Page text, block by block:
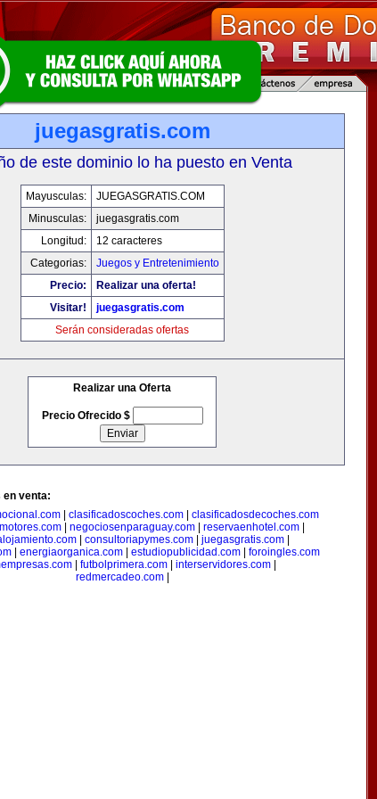
juegasgratis.com
de este dominio lo ha puesto en Venta
Mayusculas:
JUEGASGRATIS.COM
Minusculas:
juegasgratis.com
Longitud:
12 caracteres
Categorias:
Juegos y Entretenimiento
Precio:
Realizar una oferta!
Visitar!
juegasgratis.com
Serán consideradas ofertas
Realizar una Oferta
Precio Ofrecido $
en venta:
| clasificadoscoches.com| clasificadosdecoches.com
| negociosenparaguay.com| reservaenhotel.com|
consultoriapymes.com juegasgratis.com
| energiaorganica.com| estudiopublicidad.com| foroingles.com
futbolprimera.com interservidores.com
redmercadeo.com|